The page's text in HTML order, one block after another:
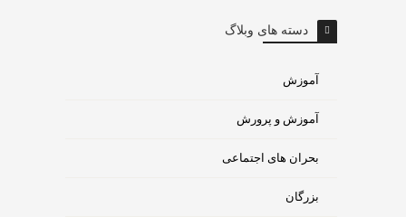
دسته های وبلاگ
آموزش
آموزش و پرورش
بحران های اجتماعی
بزرگان